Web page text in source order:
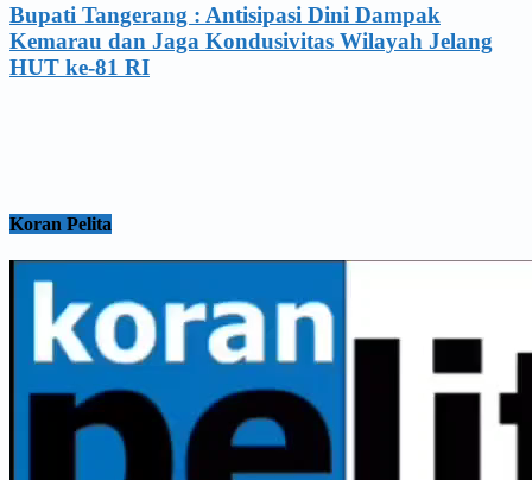
Bupati Tangerang : Antisipasi Dini Dampak
Kemarau dan Jaga Kondusivitas Wilayah Jelang
HUT ke-81 RI
Koran Pelita